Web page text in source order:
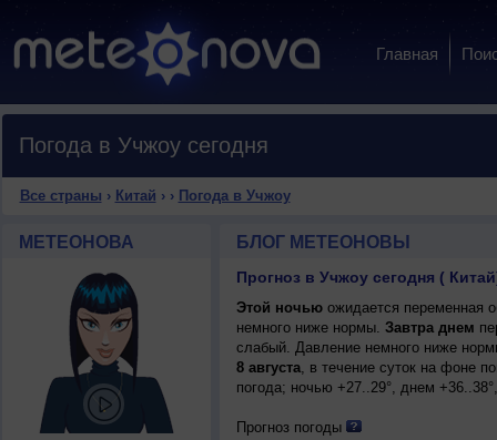
Главная
Погода в Учжоу сегодня
Все страны › Китай › › Погода в Учжоу
МЕТЕОНОВА БЛОГ МЕТЕОНОВЫ
Прогноз в Учжоу сегодня (
Этой ночьюожидается переменная
немного ниже нормы. Завтра днем
слабый. Давление немного ниже
8 августа, в течение суток на фоне
погода; ночью +27..29°, днем
Прогноз погоды